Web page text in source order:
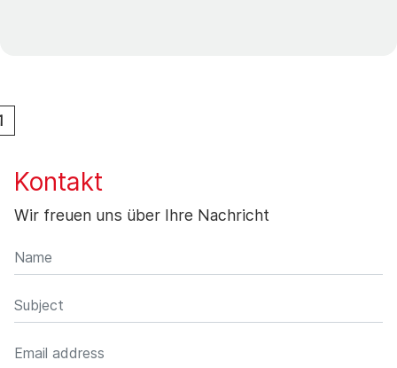
Kontakt
Wir freuen uns über Ihre Nachricht